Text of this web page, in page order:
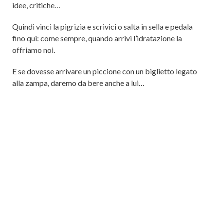
idee, critiche…
Quindi vinci la pigrizia e scrivici o salta in sella e pedala
fino qui: come sempre, quando arrivi l’idratazione la
offriamo noi.
E se dovesse arrivare un piccione con un biglietto legato
alla zampa, daremo da bere anche a lui…